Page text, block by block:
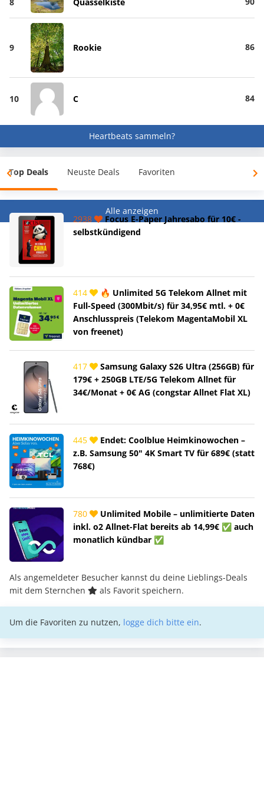
9 Rookie 86
10 C 84
Heartbeats sammeln?
Top Deals Neuste Deals Favoriten
Alle anzeigen
2938
Focus E-Paper Jahresabo für 10€ -
selbstkündigend
414
🔥 Unlimited 5G Telekom Allnet mit
Full-Speed (300Mbit/s) für 34,95€ mtl. + 0€
Anschlusspreis (Telekom MagentaMobil XL
von freenet)
417
Samsung Galaxy S26 Ultra (256GB) für
179€ + 250GB LTE/5G Telekom Allnet für
34€/Monat + 0€ AG (congstar Allnet Flat XL)
445
Endet: Coolblue Heimkinowochen –
z.B. Samsung 50" 4K Smart TV für 689€ (statt
768€)
780
Unlimited Mobile – unlimitierte Daten
inkl. o2 Allnet-Flat bereits ab 14,99€ ✅ auch
monatlich kündbar ✅
Als angemeldeter Besucher kannst du deine Lieblings-Deals
mit dem Sternchen
als Favorit speichern.
Um die Favoriten zu nutzen, logge dich bitte ein.